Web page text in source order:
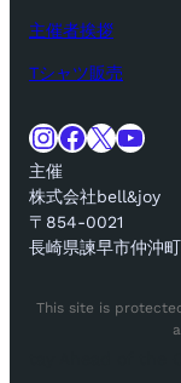
主催者挨拶
Tシャツ販売
InstagramFacebook X YouTube
主催
株式会社bell&joy
〒854-0021
長崎県諫早市仲沖
This site is